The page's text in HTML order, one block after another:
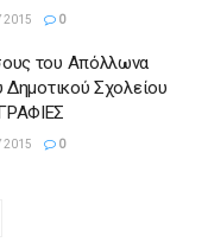
2015 0
του Απόλλωνα
Δημοτικού Σχολείου
2015 0